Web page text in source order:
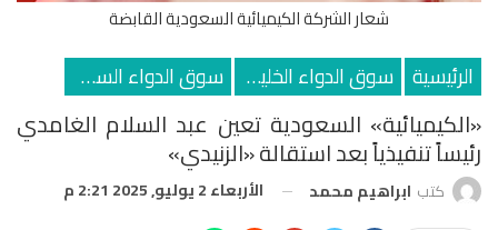
شعار الشركة الكيميائية السعودية القابضة
الرئيسية سوق الدواء الخليجي سوق الدواء السعودي
«الكيميائية» السعودية تعين عبد السلام الغامدي
رئيساً تنفيذياً بعد استقالة «الزنيدي»
كتب ابراهيم محمد الأربعاء 2 يوليو, 2025 2:21 م